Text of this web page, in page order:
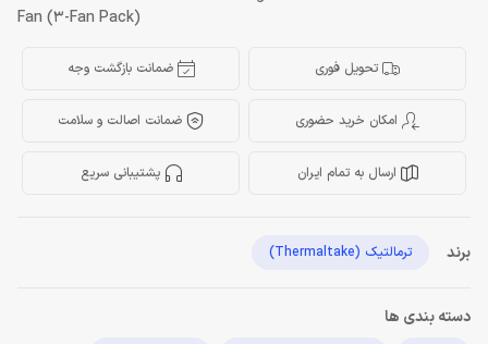
Fan (3-Fan Pack)
تحویل فوری ضمانت بازگشت وجه
امکان خرید حضوری ضمانت اصالت و سلامت
ارسال به تمام ایران پشتیبانی سریع
برند ترمالتیک (Thermaltake)
دسته بندی ها